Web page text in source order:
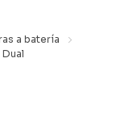
a batería